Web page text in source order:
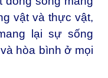
vật và thực vật,
lại sự sống
hòa bình ở mọi